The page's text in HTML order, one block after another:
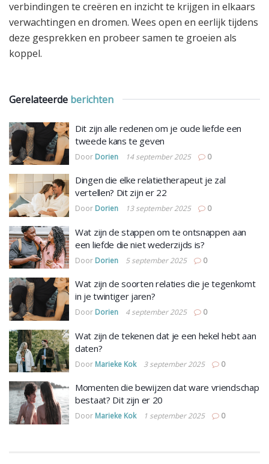
verbindingen te creëren en inzicht te krijgen in elkaars
verwachtingen en dromen. Wees open en eerlijk tijdens
deze gesprekken en probeer samen te groeien als
koppel.
Gerelateerde berichten
Dit zijn alle redenen om je oude liefde een
tweede kans te geven
Door Dorien 14 september 2025 0
Dingen die elke relatietherapeut je zal
vertellen? Dit zijn er 22
Door Dorien 13 september 2025 0
Wat zijn de stappen om te ontsnappen aan
een liefde die niet wederzijds is?
Door Dorien 5 september 2025 0
Wat zijn de soorten relaties die je tegenkomt
in je twintiger jaren?
Door Dorien 4 september 2025 0
Wat zijn de tekenen dat je een hekel hebt aan
daten?
Door Marieke Kok 3 september 2025 0
Momenten die bewijzen dat ware vriendschap
bestaat? Dit zijn er 20
Door Marieke Kok 1 september 2025 0